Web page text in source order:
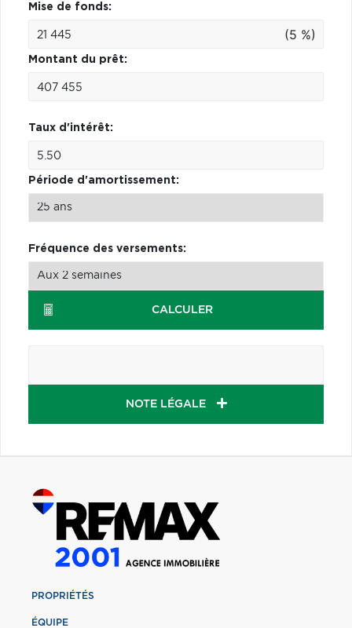
Mise de fonds:
(5 %)
Montant du prêt:
Taux d'intérêt:
Période d'amortissement:
Fréquence des versements:
CALCULER
NOTE LÉGALE
PROPRIÉTÉS
ÉQUIPE